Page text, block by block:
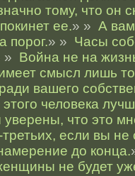
тому, что он
ее.» » А
порог.» » Часы
» Война не на
смысл лишь
вашего
человека
что это
третьих, если вы
до конца.
не будет